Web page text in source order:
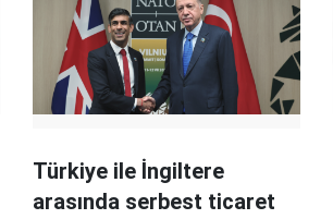
Türkiye ile İngiltere
arasında serbest ticaret